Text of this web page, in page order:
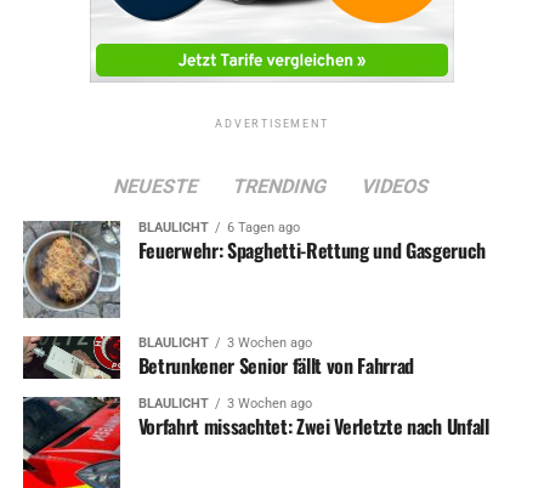
ADVERTISEMENT
NEUESTE TRENDING VIDEOS
BLAULICHT 6 Tagen ago
Feuerwehr: Spaghetti-Rettung und Gasgeruch
BLAULICHT 3 Wochen ago
Betrunkener Senior fällt von Fahrrad
BLAULICHT 3 Wochen ago
Vorfahrt missachtet: Zwei Verletzte nach Unfall